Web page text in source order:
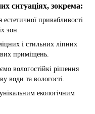
ситуаціях, зокрема:
привабливості
зон.
і стильних ліпних
приміщень.
вологостійкі рішення
води та вологості.
екологічним